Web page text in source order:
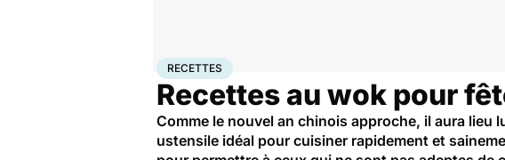
AccueilSanté Recettes
RECETTES
Recettes au wok pour
Comme le nouvel an chinois approche, il aura lieu
ustensile idéal pour cuisiner rapidement et